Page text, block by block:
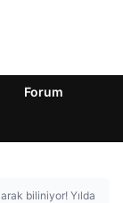
Forum
biliniyor! Yılda